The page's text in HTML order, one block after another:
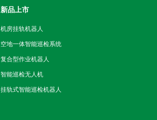
新品上市
机房挂轨机器人
空地一体智能巡检系统
复合型作业机器人
智能巡检无人机
挂轨式智能巡检机器人